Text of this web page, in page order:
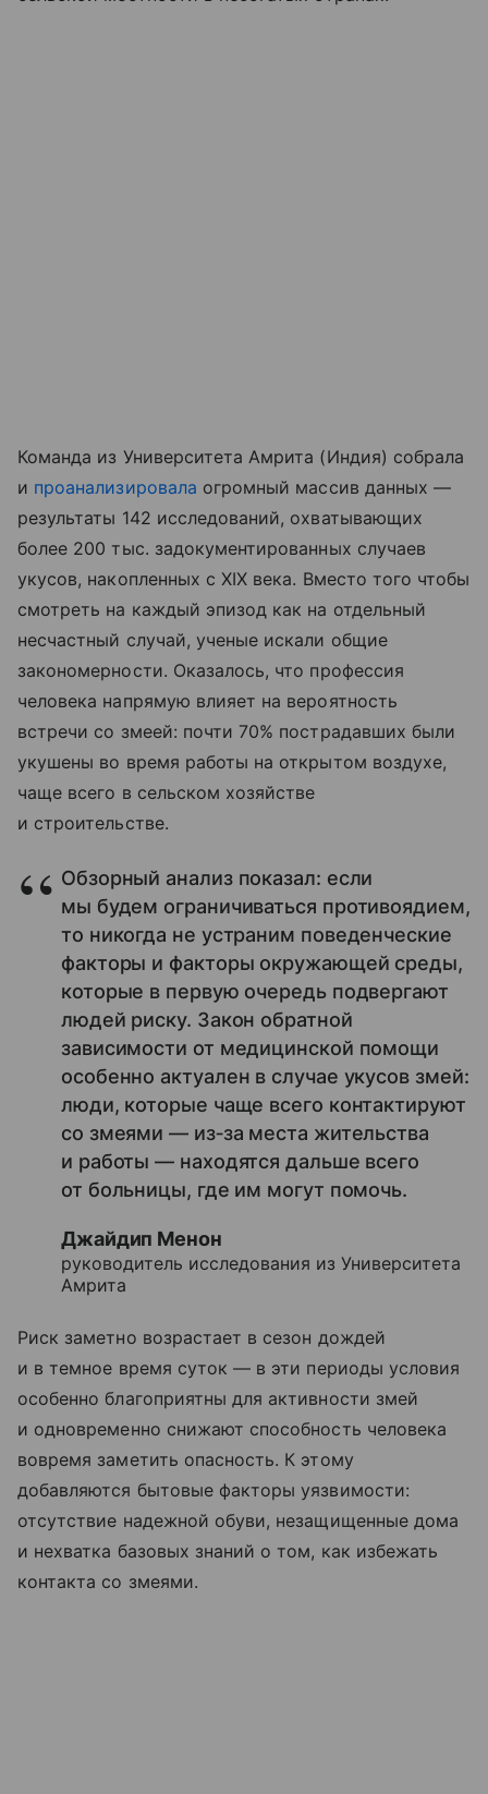
Команда из Университета Амрита (Индия) собрала
и проанализировала огромный массив данных —
результаты 142 исследований, охватывающих
более 200 тыс. задокументированных случаев
укусов, накопленных с XIX века. Вместо того чтобы
смотреть на каждый эпизод как на отдельный
несчастный случай, ученые искали общие
закономерности. Оказалось, что профессия
человека напрямую влияет на вероятность
встречи со змеей: почти 70% пострадавших были
укушены во время работы на открытом воздухе,
чаще всего в сельском хозяйстве
и строительстве.
Обзорный анализ показал: если
мы будем ограничиваться противоядием,
то никогда не устраним поведенческие
факторы и факторы окружающей среды,
которые в первую очередь подвергают
людей риску. Закон обратной
зависимости от медицинской помощи
особенно актуален в случае укусов змей:
люди, которые чаще всего контактируют
со змеями — из‑за места жительства
и работы — находятся дальше всего
от больницы, где им могут помочь.
Джайдип Менон
руководитель исследования из Университета
Амрита
Риск заметно возрастает в сезон дождей
и в темное время суток — в эти периоды условия
особенно благоприятны для активности змей
и одновременно снижают способность человека
вовремя заметить опасность. К этому
добавляются бытовые факторы уязвимости:
отсутствие надежной обуви, незащищенные дома
и нехватка базовых знаний о том, как избежать
контакта со змеями.